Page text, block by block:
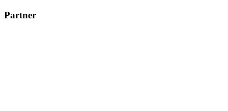
Partner